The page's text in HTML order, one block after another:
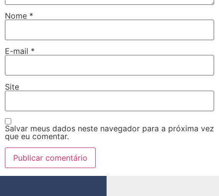
Nome *
E-mail *
Site
Salvar meus dados neste navegador para a próxima vez
que eu comentar.